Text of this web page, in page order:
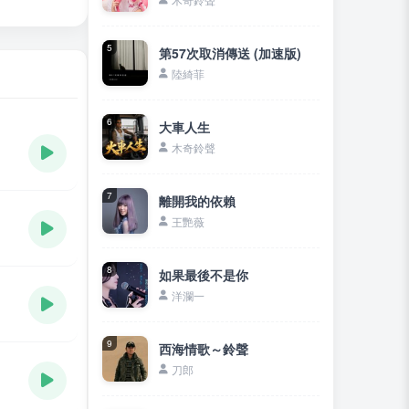
5 第57次取消傳送 (加速版)
陸綺菲
6 大車人生
木奇鈴聲
7 離開我的依賴
王艷薇
8 如果最後不是你
洋瀾一
9 西海情歌～鈴聲
刀郎